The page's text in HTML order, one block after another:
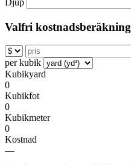
Valfri kostnadsberäkning
per kubik
Kubikyard
0
Kubikfot
0
Kubikmeter
0
Kostnad
—